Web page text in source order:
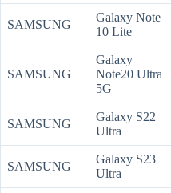
SAMSUNG
Galaxy Note
10 Lite
SAMSUNG
Galaxy
Note20 Ultra
5G
SAMSUNG
Galaxy S22
Ultra
SAMSUNG
Galaxy S23
Ultra